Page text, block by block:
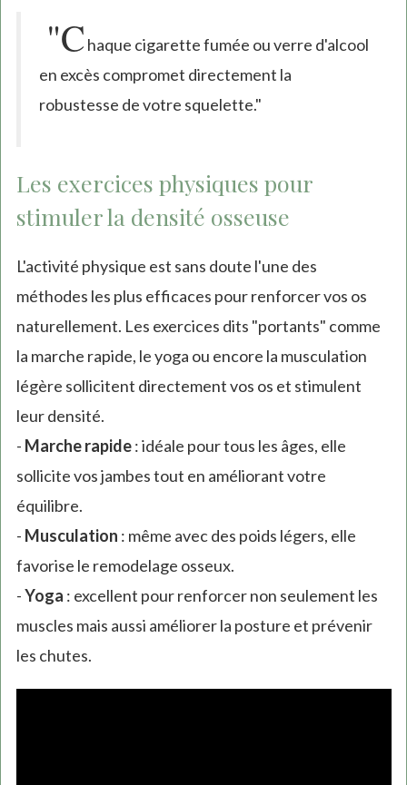
"C haque cigarette fumée ou verre d'alcool
en excès compromet directement la
robustesse de votre squelette."
Les exercices physiques pour
stimuler la densité osseuse
L'activité physique est sans doute l'une des
méthodes les plus efficaces pour renforcer vos os
naturellement. Les exercices dits "portants" comme
la marche rapide, le yoga ou encore la musculation
légère sollicitent directement vos os et stimulent
leur densité.
- Marche rapide: idéale pour tous les âges, elle
sollicite vos jambes tout en améliorant votre
équilibre.
- Musculation : même avec des poids légers, elle
favorise le remodelage osseux.
-Yoga : excellent pour renforcer non seulement les
muscles mais aussi améliorer la posture et prévenir
les chutes.